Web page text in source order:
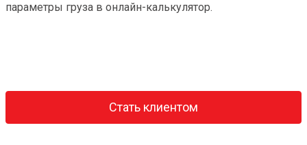
параметры груза в онлайн-калькулятор.
Стать клиентом